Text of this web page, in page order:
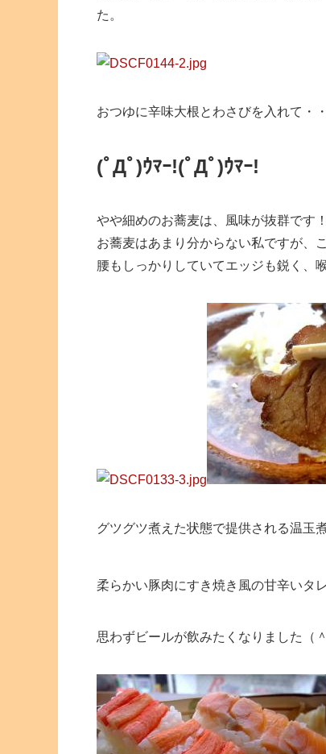
た。
おつゆに辛味大根とわさびを入れて・
(ﾟДﾟ)ｳﾏｰ!(ﾟДﾟ)ｳﾏｰ!
やや細めのお蕎麦は、風味が抜群です！
お蕎麦はあまり分からない私ですが、
腰もしっかりしていてエッジも鋭く、
グツグツ煮えた状態で提供される温玉
柔らかい豚肉にすき焼き風の甘辛いタ
思わずビールが飲みたくなりました（